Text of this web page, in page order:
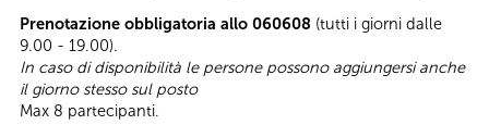
Prenotazione obbligatoria allo 060608 (tutti i giorni dalle
9.00 - 19.00).
In caso di disponibilità le persone possono aggiungersi anche
il giorno stesso sul posto
Max 8 partecipanti.